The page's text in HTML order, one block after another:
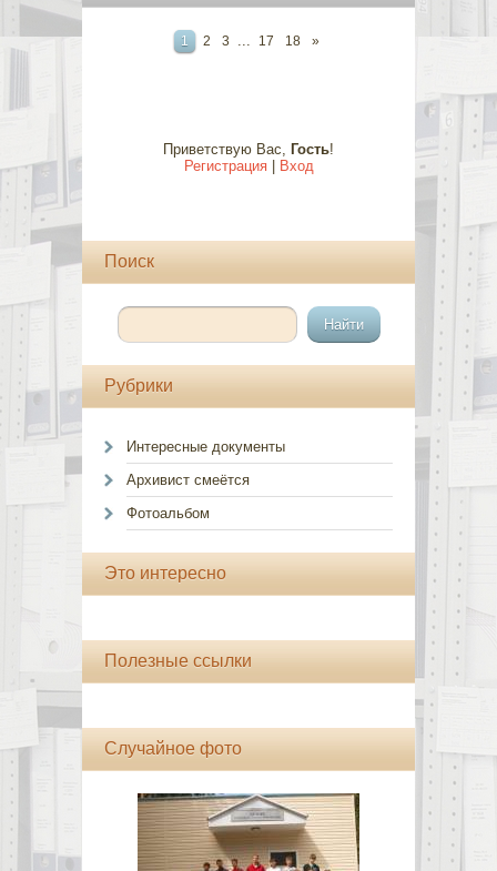
1 2 3 ... 17 18 »
Приветствую Вас, Гость!
Регистрация| Вход
Поиск
Рубрики
Интересные документы
Архивист смеётся
Фотоальбом
Это интересно
Полезные ссылки
Случайное фото